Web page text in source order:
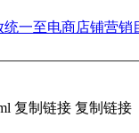
一至电商店铺营销
复制链接 复制链接